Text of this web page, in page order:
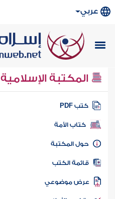
عربي
المكتبة الإسلامية
كتب PDF
كتاب الأمة
المكتبة
الكتب